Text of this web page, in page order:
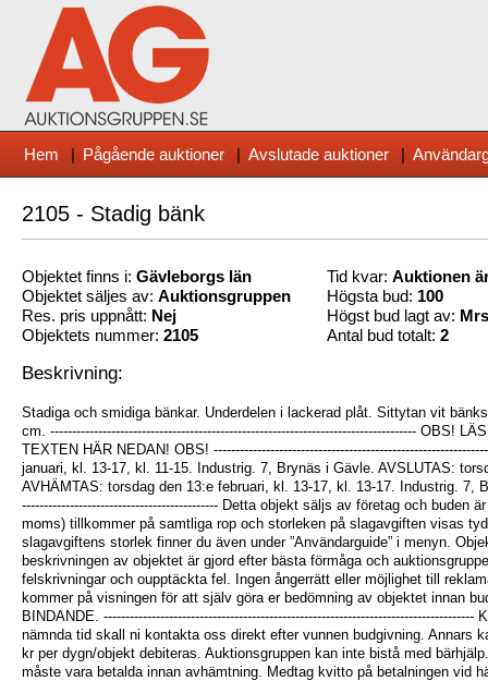
Hem | Pågående auktioner | Avslutade auktioner |
2105 - Stadig bänk
Objektet finns i: Gävleborgs län
Objektet säljes av: Auktionsgruppen
Res. pris uppnått: Nej
Objektets nummer: 2105
Tid kvar: Auktionen
Högsta bud: 100
Högst bud lagt av:
Antal bud totalt: 2
Beskrivning:
Stadiga och smidiga bänkar. Underdelen i lackerad plåt. Sittytan vit
cm. ------------------------------------------------------------------------------------ OBS!
TEXTEN HÄR NEDAN! OBS!
januari, kl. 13-17, kl. 11-15. Industrig. 7, Brynäs i Gävle. AVSLUTAS:
AVHÄMTAS: torsdag den 13:e februari, kl. 13-17, kl. 13-17. Industrig. 7,
--------------------------------------------- Detta objekt säljs av företag och buden
moms) tillkommer på samtliga rop och storleken på slagavgiften visas
slagavgiftens storlek finner du även under ”Användarguide” i menyn.
beskrivningen av objektet är gjord efter bästa förmåga och
felskrivningar och oupptäckta fel. Ingen ångerrätt eller möjlighet till
kommer på visningen för att själv göra er bedömning av objektet innan
BINDANDE.
nämnda tid skall ni kontakta oss direkt efter vunnen budgivning. Annars
kr per dygn/objekt debiteras. Auktionsgruppen kan inte bistå med
måste vara betalda innan avhämtning. Medtag kvitto på betalningen vid